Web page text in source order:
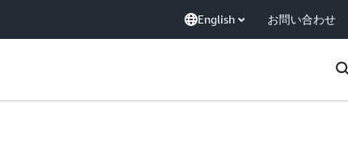
English お問い合わせ